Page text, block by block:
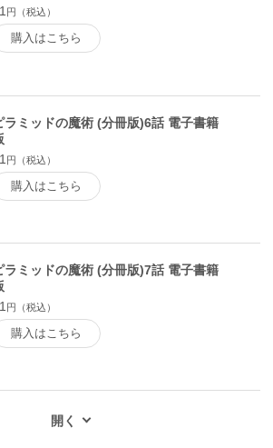
円（税込）
購入はこちら
ラミッドの魔術 (分冊版)6話 電子書籍
円（税込）
購入はこちら
ラミッドの魔術 (分冊版)7話 電子書籍
円（税込）
購入はこちら